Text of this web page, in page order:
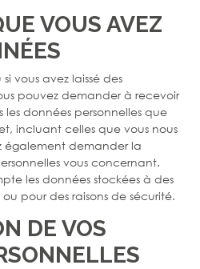
VOUS AVEZ
vous avez laissé des
pouvez demander à recevoir
données personnelles que
incluant celles que vous nous
également demander la
vous concernant.
les données stockées à des
pour des raisons de sécurité.
DE VOS